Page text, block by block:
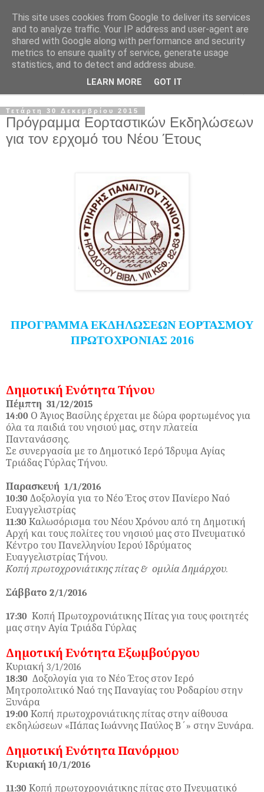
Τετάρτη 30 Δεκεμβρίου 2015
Πρόγραμμα Εορταστικών Εκδηλώσεων
για τον ερχομό του Νέου Έτους
ΠΡΟΓΡΑΜΜΑ ΕΚΔΗΛΩΣΕΩΝ ΕΟΡΤΑΣΜΟΥ
ΠΡΩΤΟΧΡΟΝΙΑΣ 2016
Δημοτική Ενότητα Τήνου
Πέμπτη 31/12/2015
14:00 Ο Άγιος Βασίλης έρχεται με δώρα φορτωμένος για
όλα τα παιδιά του νησιού μας, στην πλατεία
Παντανάσσης.
Σε συνεργασία με το Δημοτικό Ιερό Ίδρυμα Αγίας
Τριάδας Γύρλας Τήνου.
Παρασκευή 1/1/2016
10:30 Δοξολογία για το Νέο Έτος στον Πανίερο Ναό
Ευαγγελιστρίας
11:30 Καλωσόρισμα του Νέου Χρόνου από τη Δημοτική
Αρχή και τους πολίτες του νησιού μας στο Πνευματικό
Κέντρο του Πανελληνίου Ιερού Ιδρύματος
Ευαγγελιστρίας Τήνου.
Κοπή πρωτοχρονιάτικης πίτας & ομιλία Δημάρχου.
Σάββατο 2/1/2016
17:30 Κοπή Πρωτοχρονιάτικης Πίτας για τους φοιτητές
μας στην Αγία Τριάδα Γύρλας
Δημοτική Ενότητα Εξωμβούργου
Κυριακή 3/1/2016
18:30 Δοξολογία για το Νέο Έτος στον Ιερό
Μητροπολιτικό Ναό της Παναγίας του Ροδαρίου στην
Ξυνάρα
19:00 Κοπή πρωτοχρονιάτικης πίτας στην αίθουσα
εκδηλώσεων «Πάπας Ιωάννης Παύλος Β΄» στην Ξυνάρα.
Δημοτική Ενότητα Πανόρμου
Κυριακή 10/1/2016
11:30 Κοπή πρωτοχρονιάτικης πίτας στο Πνευματικό
This site uses cookies from Google to deliver its services
and to analyze traffic. Your IP address and user-agent are
shared with Google along with performance and security
metrics to ensure quality of service, generate usage
statistics, and to detect and address abuse.
LEARN MORE GOT IT